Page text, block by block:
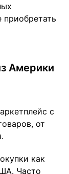
приобретать
Америки
с
от
как
Часто